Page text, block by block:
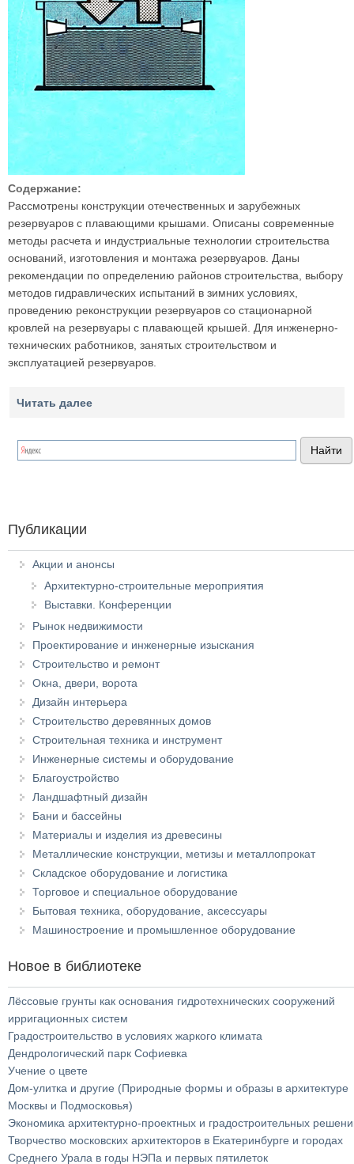
Содержание:
Рассмотрены конструкции отечественных и зарубежных
резервуаров с плавающими крышами. Описаны современные
методы расчета и индустриальные технологии строительства
оснований, изготовления и монтажа резервуаров. Даны
рекомендации по определению районов строительства, выбору
методов гидравлических испытаний в зимних условиях,
проведению реконструкции резервуаров со стационарной
кровлей на резервуары с плавающей крышей. Для инженерно-
технических работников, занятых строительством и
эксплуатацией резервуаров.
Читать далее
Публикации
Акции и анонсы
Архитектурно-строительные мероприятия
Выставки. Конференции
Рынок недвижимости
Проектирование и инженерные изыскания
Строительство и ремонт
Окна, двери, ворота
Дизайн интерьера
Строительство деревянных домов
Строительная техника и инструмент
Инженерные системы и оборудование
Благоустройство
Ландшафтный дизайн
Бани и бассейны
Материалы и изделия из древесины
Металлические конструкции, метизы и металлопрокат
Складское оборудование и логистика
Торговое и специальное оборудование
Бытовая техника, оборудование, аксессуары
Машиностроение и промышленное оборудование
Новое в библиотеке
Лёссовые грунты как основания гидротехнических сооружений
ирригационных систем
Градостроительство в условиях жаркого климата
Дендрологический парк Софиевка
Учение о цвете
Дом-улитка и другие (Природные формы и образы в архитектуре
Москвы и Подмосковья)
Экономика архитектурно-проектных и градостроительных
Творчество московских архитекторов в Екатеринбурге и городах
Среднего Урала в годы НЭПа и первых пятилеток